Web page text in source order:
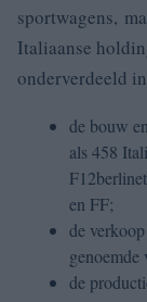
sportwagens,
Italiaanse
onderverdeeld
de bouw
als 458
en FF;
de
genoemde
de